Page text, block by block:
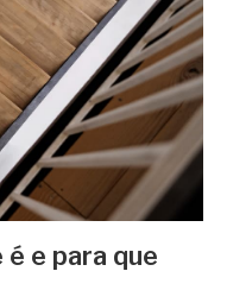
e para que